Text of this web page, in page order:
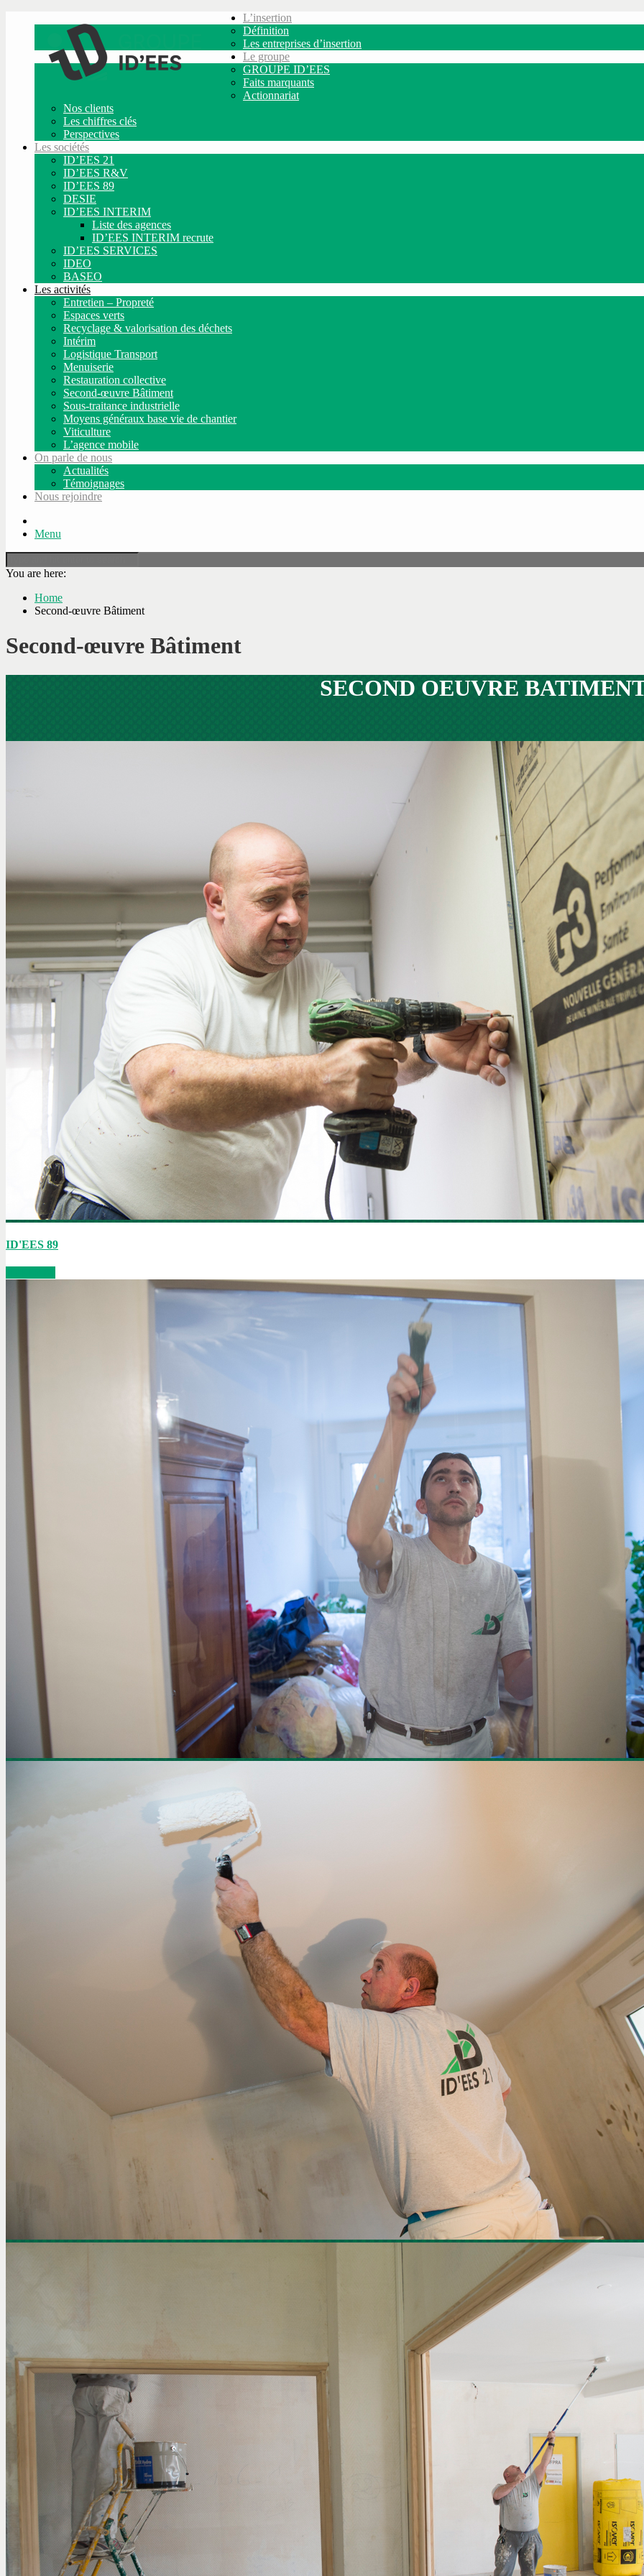
L’insertion
Définition
Les entreprises d’insertion
Le groupe
GROUPE ID’EES
Faits marquants
Actionnariat
Nos clients
Les chiffres clés
Perspectives
Les sociétés
ID’EES 21
ID’EES R&V
ID’EES 89
DESIE
ID’EES INTERIM
Liste des agences
ID’EES INTERIM recrute
ID’EES SERVICES
IDEO
BASEO
Les activités
Entretien – Propreté
Espaces verts
Recyclage & valorisation des déchets
Intérim
Logistique Transport
Menuiserie
Restauration collective
Second-œuvre Bâtiment
Sous-traitance industrielle
Moyens généraux base vie de chantier
Viticulture
L’agence mobile
On parle de nous
Actualités
Témoignages
Nous rejoindre
Menu
You are here:
Home
Second-œuvre Bâtiment
Second-œuvre Bâtiment
SECOND OEUVRE
ID'EES 89